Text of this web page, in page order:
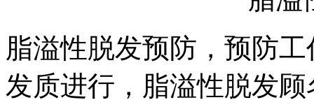
脂溢性脱发预防，预防
发质进行，脂溢性脱发